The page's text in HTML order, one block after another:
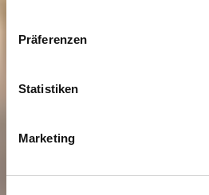
Präferenzen
Statistiken
Marketing